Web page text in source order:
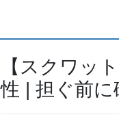
【スクワッ
性 | 担ぐ前に